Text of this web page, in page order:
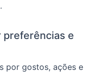
preferências e
por gostos, ações e